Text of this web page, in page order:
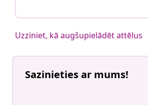
Uzziniet, kā augšupielādēt attēlus
Sazinieties ar mums!